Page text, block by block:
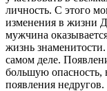
личность. С этого
изменения в жизни
мужчина
жизнь
самом деле.
большую опасность,
появления недругов.